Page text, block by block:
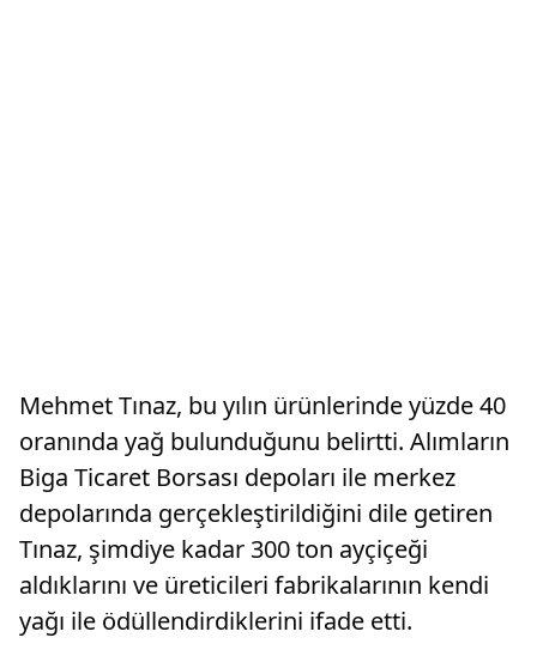
Mehmet Tınaz, bu yılın ürünlerinde yüzde 40
oranında yağ bulunduğunu belirtti. Alımların
Biga Ticaret Borsası depoları ile merkez
depolarında gerçekleştirildiğini dile getiren
Tınaz, şimdiye kadar 300 ton ayçiçeği
aldıklarını ve üreticileri fabrikalarının kendi
yağı ile ödüllendirdiklerini ifade etti.